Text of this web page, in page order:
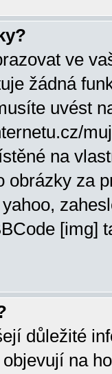
ve
žádná
uvést
na
obrázky za
[img]
důležité
na